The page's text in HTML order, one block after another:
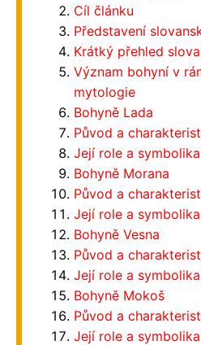
Cíl článku
Představení
Krátký přehled
Význam bohyní v
mytologie
Bohyně Lada
Původ a
Její role a
Bohyně Morana
Původ a
Její role a
Bohyně Vesna
Původ a
Její role a
Bohyně Mokoš
Původ a
Její role a